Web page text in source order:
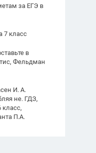
за ЕГЭ в
7 класс
в
Фельдман
И. А.
не. ГДЗ,
класс,
П.А.